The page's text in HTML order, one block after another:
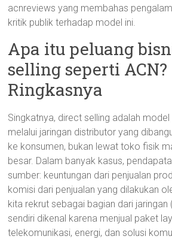
acnreviews yang membahas
kritik publik terhadap model ini.
Apa itu peluang
selling seperti ACN?
Ringkasnya
Singkatnya, direct selling adalah
melalui jaringan distributor yang
ke konsumen, bukan lewat toko fisik
besar. Dalam banyak kasus,
sumber: keuntungan dari penjualan
komisi dari penjualan yang dilakukan
kita rekrut sebagai bagian dari jaringan
sendiri dikenal karena menjual paket
telekomunikasi, energi, dan solusi